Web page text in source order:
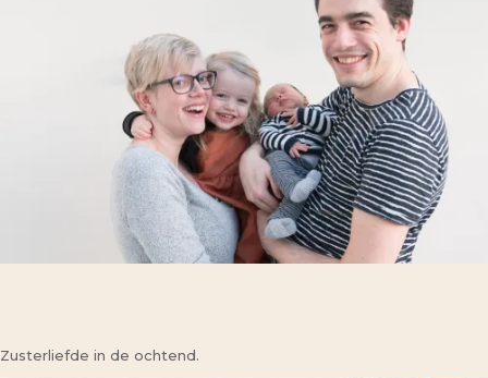
Zusterliefde in de ochtend.